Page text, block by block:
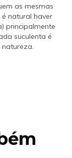
as mesmas
natural haver
principalmente
suculenta é